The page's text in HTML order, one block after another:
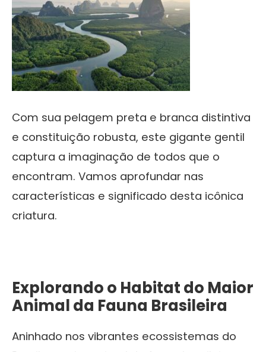
Com sua pelagem preta e branca distintiva
e constituição robusta, este gigante gentil
captura a imaginação de todos que o
encontram. Vamos aprofundar nas
características e significado desta icônica
criatura.
Explorando o Habitat do Maior
Animal da Fauna Brasileira
Aninhado nos vibrantes ecossistemas do